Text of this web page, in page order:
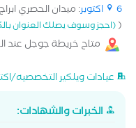
6 اكتوبر
: ميدان الحصري
((احجز وسوف يصلك العنوان
متاح خريطة جوجل عند
عيادات ويلكير التخصصيه/
الخبرات والشهادات: